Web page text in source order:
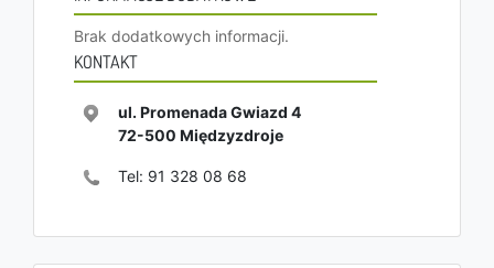
Brak dodatkowych informacji.
KONTAKT
ul. Promenada Gwiazd 4
72-500 Międzyzdroje
Tel: 91 328 08 68